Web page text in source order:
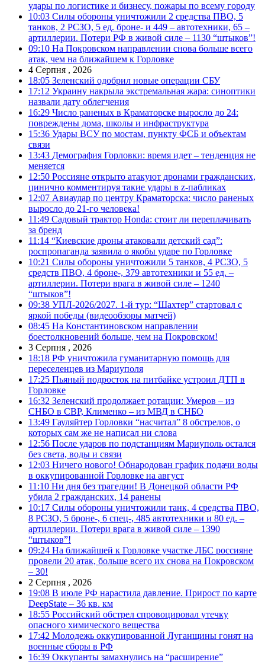
удары по логистике и бизнесу, пожары по всему городу
10:03 Силы обороны уничтожили 2 средства ПВО, 5
танков, 2 РСЗО, 5 ед. броне- и 449 – автотехники, 65 –
артиллерии. Потери РФ в живой силе – 1130 “штыков”!
09:10 На Покровском направлении снова больше всего
атак, чем на ближайшем к Горловке
4 Серпня , 2026
18:05 Зеленский одобрил новые операции СБУ
17:12 Украину накрыла экстремальная жара: синоптики
назвали дату облегчения
16:29 Число раненых в Краматорске выросло до 24:
повреждены дома, школы и инфраструктура
15:36 Удары ВСУ по мостам, пункту ФСБ и объектам
связи
13:43 Демография Горловки: время идет – тенденция не
меняется
12:50 Россияне открыто атакуют дронами гражданских,
цинично комментируя такие удары в z-пабликах
12:07 Авиаудар по центру Краматорска: число раненых
выросло до 21-го человека!
11:49 Садовый трактор Honda: стоит ли переплачивать
за бренд
11:14 “Киевские дроны атаковали детский сад”:
роспропаганда заявила о якобы ударе по Горловке
10:21 Силы обороны уничтожили 5 танков, 4 РСЗО, 5
средств ПВО, 4 броне-, 379 автотехники и 55 ед. –
артиллерии. Потери врага в живой силе – 1240
“штыков”!
09:38 УПЛ-2026/2027. 1-й тур: “Шахтер” стартовал с
яркой победы (видеообзоры матчей)
08:45 На Константиновском направлении
боестолкновений больше, чем на Покровском!
3 Серпня , 2026
18:18 РФ уничтожила гуманитарную помощь для
переселенцев из Мариуполя
17:25 Пьяный подросток на питбайке устроил ДТП в
Горловке
16:32 Зеленский продолжает ротации: Умеров – из
СНБО в СВР, Клименко – из МВД в СНБО
13:49 Гауляйтер Горловки “насчитал” 8 обстрелов, о
которых сам же не написал ни слова
12:56 После ударов по подстанциям Мариуполь остался
без света, воды и связи
12:03 Ничего нового! Обнародован график подачи воды
в оккупированной Горловке на август
11:10 Ни дня без трагедии! В Донецкой области РФ
убила 2 гражданских, 14 ранены
10:17 Силы обороны уничтожили танк, 4 средства ПВО,
8 РСЗО, 5 броне-, 6 спец-, 485 автотехники и 80 ед. –
артиллерии. Потери врага в живой силе – 1390
“штыков”!
09:24 На ближайшей к Горловке участке ЛБС россияне
провели 20 атак, больше всего их снова на Покровском
– 30!
2 Серпня , 2026
19:08 В июле РФ нарастила давление. Прирост по карте
DeepState – 36 кв. км
18:55 Российский обстрел спровоцировал утечку
опасного химического вещества
17:42 Молодежь оккупированной Луганщины гонят на
военные сборы в РФ
16:39 Оккупанты замахнулись на “расширение”